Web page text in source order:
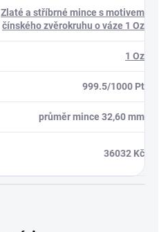
Zlaté a stříbrné mince s motivem
čínského zvěrokruhu o váze 1 Oz
1 Oz
999.5/1000 Pt
průměr mince 32,60 mm
36032 Kč